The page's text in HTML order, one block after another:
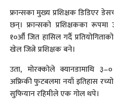
फ्रान्सका मुख्य प्रशिक्षक डिडिएर
छन्। फ्रान्सको प्रशिक्षकका
१०औँ जित हासिल गर्दै
खेल जित्ने प्रशिक्षक बने।
उता, मोरक्कोले क्यानडामाथि
अफ्रिकी फुटबलमा नयाँ इतिहास
सुफियान रहिमीले एक गोल थपे।